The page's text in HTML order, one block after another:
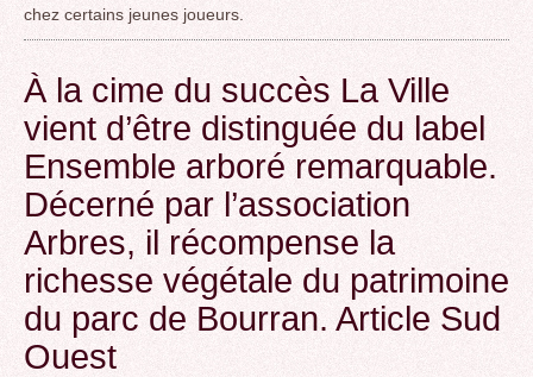
chez certains jeunes joueurs​.
À la cime du succès La Ville
vient d’être distinguée du label
Ensemble arboré remarquable.
Décerné par l’association
Arbres, il récompense la
richesse végétale du patrimoine
du parc de Bourran. Article Sud
Ouest